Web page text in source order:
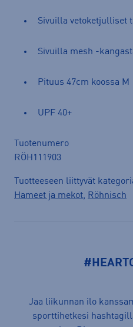
Sivuilla vetoketjulliset
Sivuilla mesh -
Pituus 47cm koossa M
UPF 40+
Tuotenumero
RÖH111903
Tuotteeseen liittyvät
Hameet ja mekot, Röhnisch
Jaa liikunnan ilo
sporttihetkesi